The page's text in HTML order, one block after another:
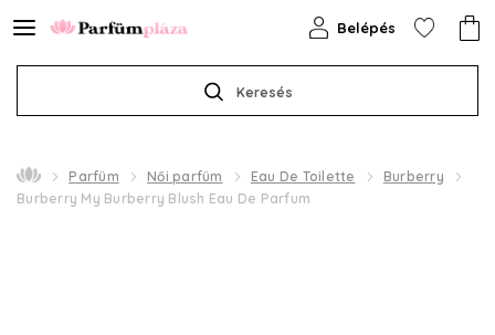
Keresés
Belépés
Parfüm Női parfüm Eau De Toilette
Burberry
Burberry My Burberry Blush Eau De Parfum